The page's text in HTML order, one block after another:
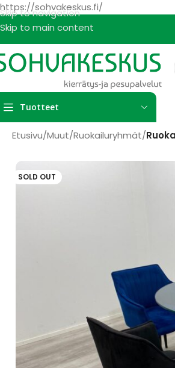
https://sohvakeskus.fi/
Skip to navigation
Skip to main content
Tuotteet
Etusivu/Muut/Ruokailuryhmät/
SOLD OUT